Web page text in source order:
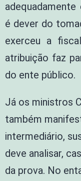
é dever do
exerceu a
atribuição faz
do ente público.
Já os ministros
também
intermediário,
deve analisar,
da prova. No